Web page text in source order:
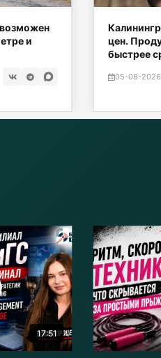
и
цен.
быстрее
05-08-2026
17:51